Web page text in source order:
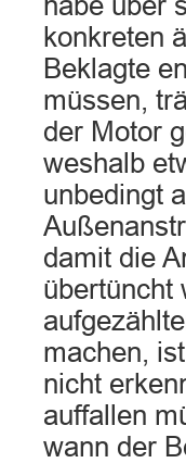
konkreten
Beklagte
müssen,
der Motor
weshalb
unbedingt
damit die
übertüncht
machen,
nicht
auffallen
wann der